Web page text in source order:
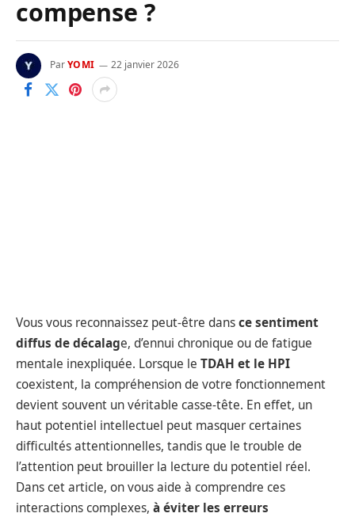
compense ?
ParYOMI 22 janvier 2026
Vous vous reconnaissez peut-être dansce sentiment
diffus de décalage, d’ennui chronique ou de fatigue
mentale inexpliquée. Lorsque le TDAH et le HPI
coexistent, la compréhension de votre fonctionnement
devient souvent un véritable casse-tête. En effet, un
haut potentiel intellectuel peut masquer certaines
difficultés attentionnelles, tandis que le trouble de
l’attention peut brouiller la lecture du potentiel réel.
Dans cet article, on vous aide à comprendre ces
interactions complexes, à éviter les erreurs